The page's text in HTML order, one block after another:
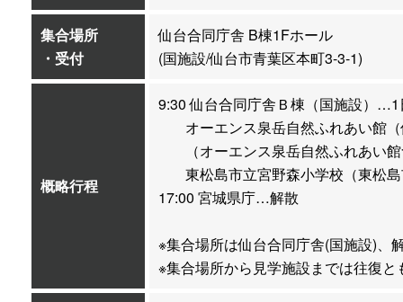
集合場所
・受付
仙台合同庁舎 B棟1Fホール
(国施設/仙台市青葉区本町3-3-1)
概略行程
9:30 仙台合同庁舎Ｂ棟（国施設）
オーエンス泉岳自然ふれあい館
（オーエンス泉岳自然ふれあい
東松島市立宮野森小学校（東松
17:00 宮城県庁…解散
※集合場所は仙台合同庁舎(国施設)、
※集合場所から見学施設までは往復